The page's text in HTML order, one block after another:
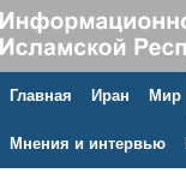
Главная Иран Мир
Мнения и интервью